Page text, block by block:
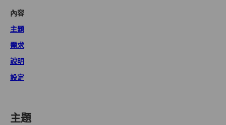
內容
主題
需求
說明
設定
主題